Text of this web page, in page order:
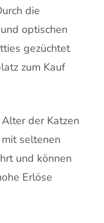
die
optischen
gezüchtet
zum Kauf
der Katzen
seltenen
und können
Erlöse